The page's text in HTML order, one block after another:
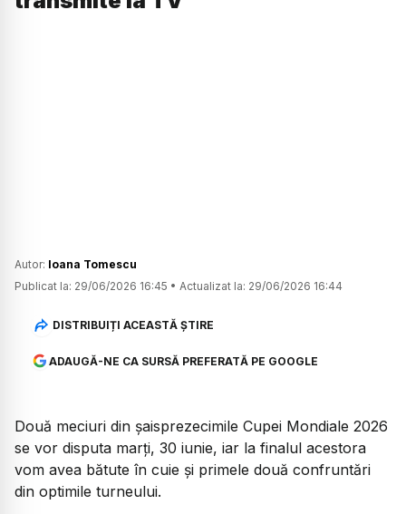
Autor: Ioana Tomescu
Publicat la: 29/06/2026 16:45 • Actualizat la: 29/06/2026 16:44
DISTRIBUIȚI ACEASTĂ ȘTIRE
ADAUGĂ-NE CA SURSĂ PREFERATĂ PE GOOGLE
Două meciuri din șaisprezecimile Cupei Mondiale 2026
se vor disputa marți, 30 iunie, iar la finalul acestora
vom avea bătute în cuie și primele două confruntări
din optimile turneului.